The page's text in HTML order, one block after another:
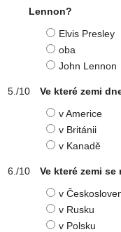
Lennon?
Elvis Presley
oba
John Lennon
Ve které zemi
v Americe
v Británii
v Kanadě
Ve které zemi
v
v Rusku
v Polsku